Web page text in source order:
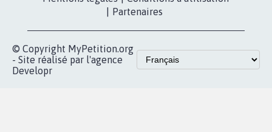
Partenaires
© Copyright MyPetition.org
- Site réalisé par l'agence
Developr